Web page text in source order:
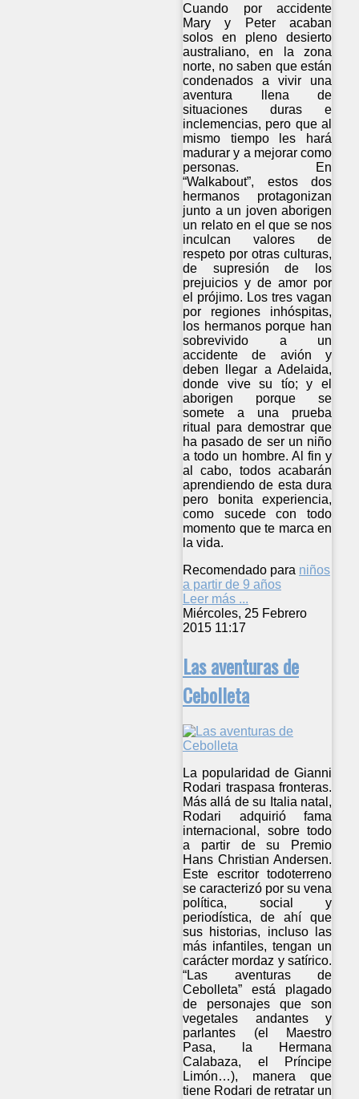
Cuando por accidente
Mary y Peter acaban
solos en pleno desierto
australiano, en la zona
norte, no saben que están
condenados a vivir una
aventura llena de
situaciones duras e
inclemencias, pero que al
mismo tiempo les hará
madurar y a mejorar como
personas. En
“Walkabout”, estos dos
hermanos protagonizan
junto a un joven aborigen
un relato en el que se nos
inculcan valores de
respeto por otras culturas,
de supresión de los
prejuicios y de amor por
el prójimo. Los tres vagan
por regiones inhóspitas,
los hermanos porque han
sobrevivido a un
accidente de avión y
deben llegar a Adelaida,
donde vive su tío; y el
aborigen porque se
somete a una prueba
ritual para demostrar que
ha pasado de ser un niño
a todo un hombre. Al fin y
al cabo, todos acabarán
aprendiendo de esta dura
pero bonita experiencia,
como sucede con todo
momento que te marca en
la vida.
Recomendado para niños
a partir de 9 años
Leer más ...
Miércoles, 25 Febrero
2015 11:17
Las aventuras de
Cebolleta
La popularidad de Gianni
Rodari traspasa fronteras.
Más allá de su Italia natal,
Rodari adquirió fama
internacional, sobre todo
a partir de su Premio
Hans Christian Andersen.
Este escritor todoterreno
se caracterizó por su vena
política, social y
periodística, de ahí que
sus historias, incluso las
más infantiles, tengan un
carácter mordaz y satírico.
“Las aventuras de
Cebolleta” está plagado
de personajes que son
vegetales andantes y
parlantes (el Maestro
Pasa, la Hermana
Calabaza, el Príncipe
Limón…), manera que
tiene Rodari de retratar un